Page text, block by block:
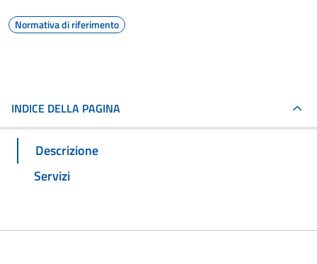
Normativa di riferimento
INDICE DELLA PAGINA
Descrizione
Servizi